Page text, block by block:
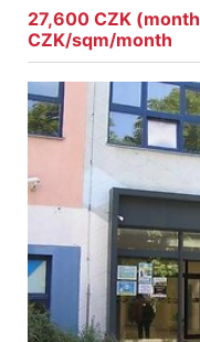
27,600 CZK
CZK/sqm/month